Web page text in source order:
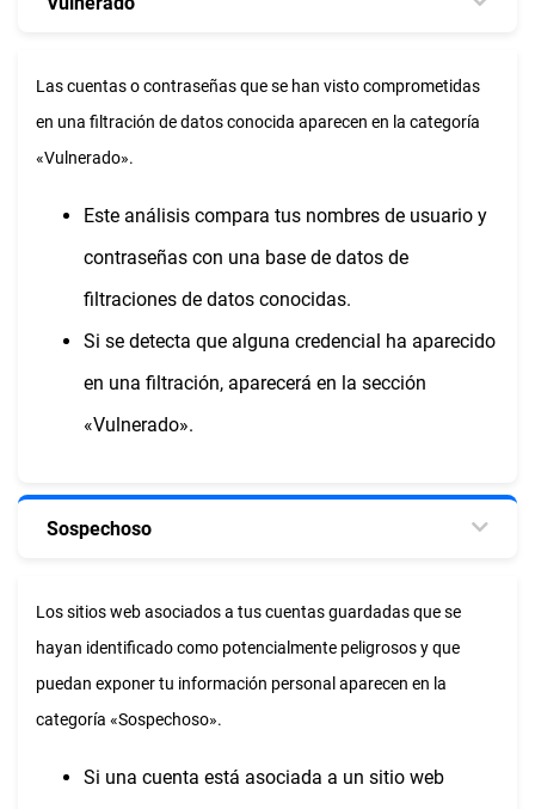
Las cuentas o contraseñas que se han visto comprometidas
en una filtración de datos conocida aparecen en la categoría
«Vulnerado».
Este análisis compara tus nombres de usuario y
contraseñas con una base de datos de
filtraciones de datos conocidas.
Si se detecta que alguna credencial ha aparecido
en una filtración, aparecerá en la sección
«Vulnerado».
Sospechoso
Los sitios web asociados a tus cuentas guardadas que se
hayan identificado como potencialmente peligrosos y que
puedan exponer tu información personal aparecen en la
categoría «Sospechoso».
Si una cuenta está asociada a un sitio web